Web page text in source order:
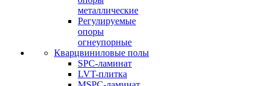
металлические
Регулируемые
опоры
огнеупорные
Кварцвиниловые полы
SPC-ламинат
LVT-плитка